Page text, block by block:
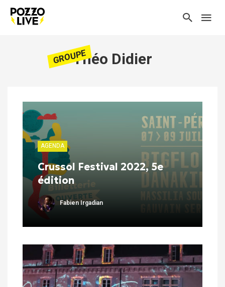
GROUPEThéo Didier
AGENDA
Crussol Festival 2022, 5e
édition
Fabien Irgadian